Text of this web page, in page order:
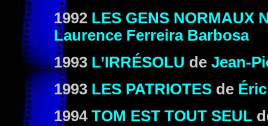
1992 LES GENS NORMAUX
Laurence Ferreira Barbosa
1993 L’IRRÉSOLU de Jean-
1993 LES PATRIOTES de
1994 TOM EST TOUT SEUL